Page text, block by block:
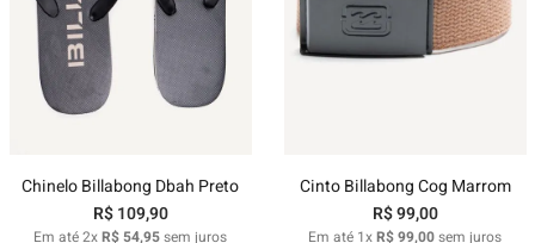
Chinelo Billabong Dbah Preto
R$ 109,90
Em até2xR$ 54,95sem juros
Cinto Billabong Cog Marrom
R$99,00
Em até 1xR$99,00sem juros